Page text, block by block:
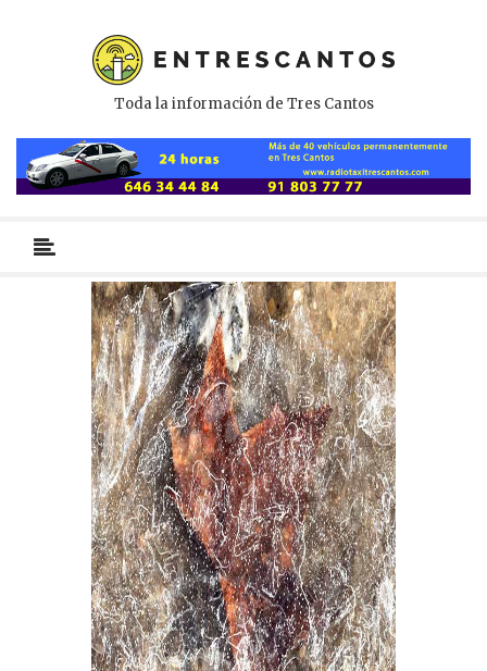
Toda la información de Tres Cantos
primario